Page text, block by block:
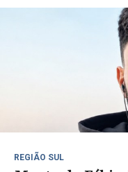
REGIÃO SUL